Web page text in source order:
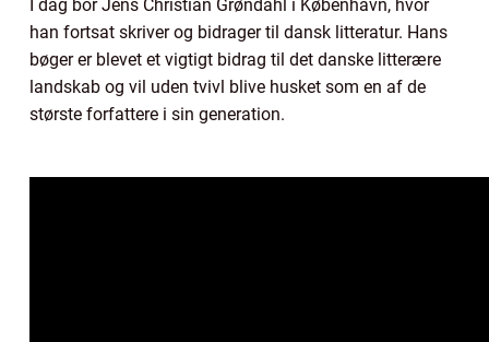
I dag bor Jens Christian Grøndahl i København, hvor
han fortsat skriver og bidrager til dansk litteratur. Hans
bøger er blevet et vigtigt bidrag til det danske litterære
landskab og vil uden tvivl blive husket som en af de
største forfattere i sin generation.